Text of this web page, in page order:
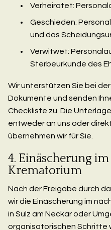
Verheiratet:
Geschieden:
und das
Verwitwet:
Sterbeurkunde des
Wir unterstützen Sie bei
Dokumente und senden
Checkliste zu. Die
entweder an uns oder
übernehmen wir für Sie.
4. Einäscherung
Krematorium
Nach der Freigabe durch
wir die Einäscherung im
in Sulz am Neckar oder
organisatorischen Schritte